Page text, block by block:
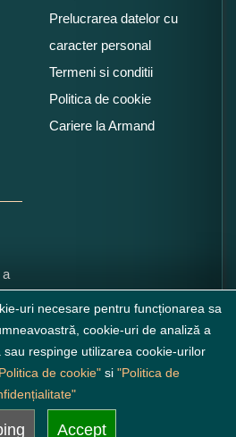
Prelucrarea datelor cu
caracter personal
Termeni si conditii
Politica de cookie
Cariere la Armand
a
uri necesare pentru funcționarea sa
cookie-uri de analiză a
respinge utilizarea cookie-urilor
de cookie" si "Politica de
Accept